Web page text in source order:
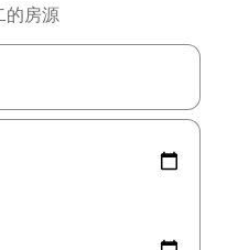
的房源
查看，或通过点击或滑动手势